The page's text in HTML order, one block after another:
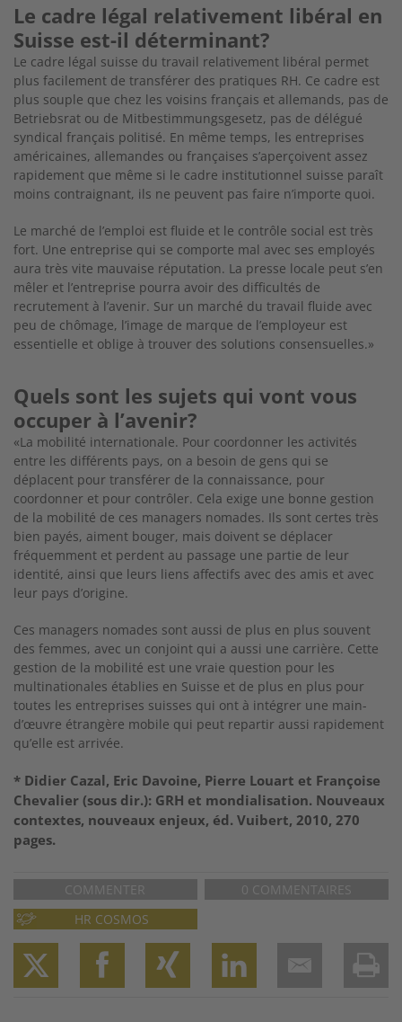
Le cadre légal relativement libéral en
Suisse est-il déterminant?
Le cadre légal suisse du travail relativement libéral permet
plus facilement de transférer des pratiques RH. Ce cadre est
plus souple que chez les voisins français et allemands, pas de
Betriebsrat ou de Mitbestimmungsgesetz, pas de délégué
syndical français politisé. En même temps, les entreprises
américaines, allemandes ou françaises s’aperçoivent assez
rapidement que même si le cadre institutionnel suisse paraît
moins contraignant, ils ne peuvent pas faire n’importe quoi.
Le marché de l’emploi est fluide et le contrôle social est très
fort. Une entreprise qui se comporte mal avec ses employés
aura très vite mauvaise réputation. La presse locale peut s’en
mêler et l’entreprise pourra avoir des difficultés de
recrutement à l’avenir. Sur un marché du travail fluide avec
peu de chômage, l’image de marque de l’employeur est
essentielle et oblige à trouver des solutions consensuelles.»
Quels sont les sujets qui vont vous
occuper à l’avenir?
«La mobilité internationale. Pour coordonner les activités
entre les différents pays, on a besoin de gens qui se
déplacent pour transférer de la connaissance, pour
coordonner et pour contrôler. Cela exige une bonne gestion
de la mobilité de ces managers nomades. Ils sont certes très
bien payés, aiment bouger, mais doivent se déplacer
fréquemment et perdent au passage une partie de leur
identité, ainsi que leurs liens affectifs avec des amis et avec
leur pays d’origine.
Ces managers nomades sont aussi de plus en plus souvent
des femmes, avec un conjoint qui a aussi une carrière. Cette
gestion de la mobilité est une vraie question pour les
multinationales établies en Suisse et de plus en plus pour
toutes les entreprises suisses qui ont à intégrer une main-
d’œuvre étrangère mobile qui peut repartir aussi rapidement
qu’elle est arrivée.
* Didier Cazal, Eric Davoine, Pierre Louart et Françoise
Chevalier (sous dir.): GRH et mondialisation. Nouveaux
contextes, nouveaux enjeux, éd. Vuibert, 2010, 270
pages.
COMMENTER
0 COMMENTAIRES
HR COSMOS
TwitterFacebook
XINGLinkedIn
Email